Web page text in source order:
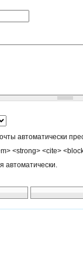
автоматически
<strong> <cite>
автоматически.